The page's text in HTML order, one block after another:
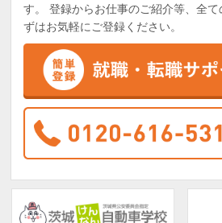
す。 登録からお仕事のご紹介等、全て
ずはお気軽にご登録ください。